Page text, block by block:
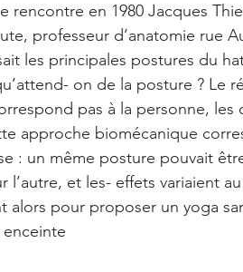
rencontre en 1980 Jacques
professeur d’anatomie rue
les principales postures du
on de la posture ? Le
pas à la personne, les
approche biomécanique
: un même posture pouvait
et les- effets variaient
alors pour proposer un yoga
enceinte